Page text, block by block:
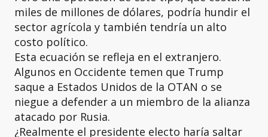
miles de millones de dólares, podría hundir el
sector agrícola y también tendría un alto
costo político.
Esta ecuación se refleja en el extranjero.
Algunos en Occidente temen que Trump
saque a Estados Unidos de la OTAN o se
niegue a defender a un miembro de la alianza
atacado por Rusia.
¿Realmente el presidente electo haría saltar